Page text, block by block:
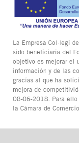
La Empresa Col·legi
sido beneficiaria del
objetivo es mejorar el
información y de las
gracias al que ha
mejora de
08-06-2018. Para ello
la Cámara de